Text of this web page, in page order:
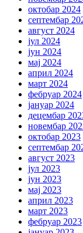
октобар 2024
септембар
август 2024
јул 2024
јун 2024
мај 2024
април 2024
март 2024
фебруар 2024
јануар 2024
децембар
новембар
октобар 2023
септембар
август 2023
јул 2023
јун 2023
мај 2023
април 2023
март 2023
фебруар 2023